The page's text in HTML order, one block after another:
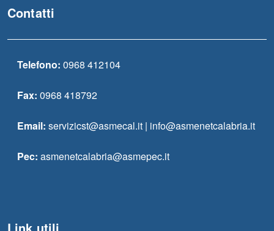
Contatti
Telefono: 0968 412104
Fax: 0968 418792
Email: servizicst@asmecal.it | info@asmenetcalabria.it
Pec: asmenetcalabria@asmepec.it